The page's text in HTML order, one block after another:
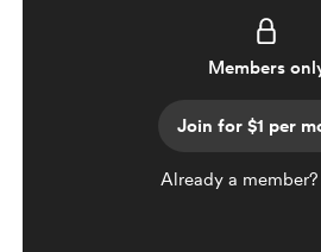
Members
Join for $1 per
Already a member?